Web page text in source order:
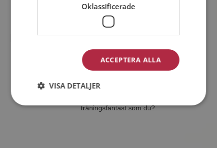
om Ella.
42 år från Mölndal i Västra Götalands län
Söker kvinna 30 - 49 år
Bli medlem och se vad Sandra gillar att
träningsfantast som du?
Oklassificerade
ACCEPTERA ALLA
VISA DETALJER